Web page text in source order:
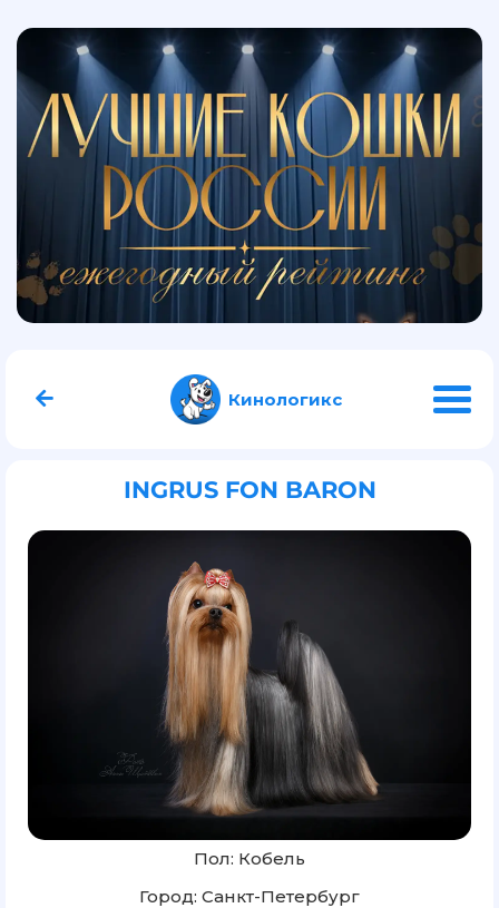
Кинологикс
INGRUS FON BARON
Пол: Кобель
Город: Санкт-Петербург